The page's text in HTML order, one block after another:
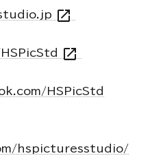
open_in_new
open_in_new
HSPicStd
hspicturesstudio/